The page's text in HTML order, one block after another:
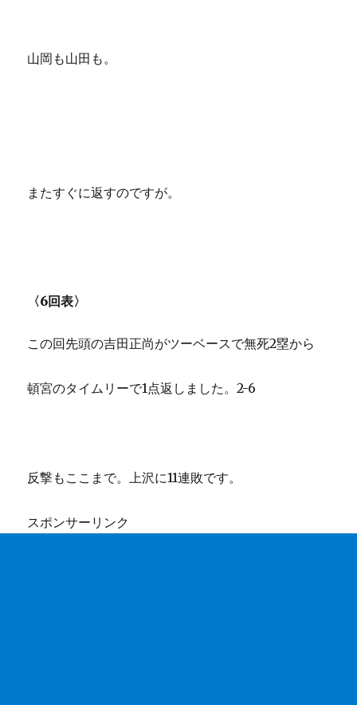
山岡も山田も。
またすぐに返すのですが。
〈6回表〉
この回先頭の吉田正尚がツーベースで無死2塁から
頓宮のタイムリーで1点返しました。2-6
反撃もここまで。上沢に11連敗です。
スポンサーリンク